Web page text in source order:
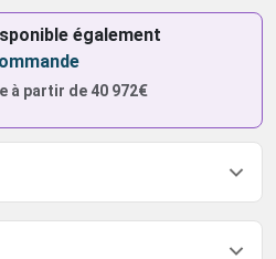
également
à partir de40 972€